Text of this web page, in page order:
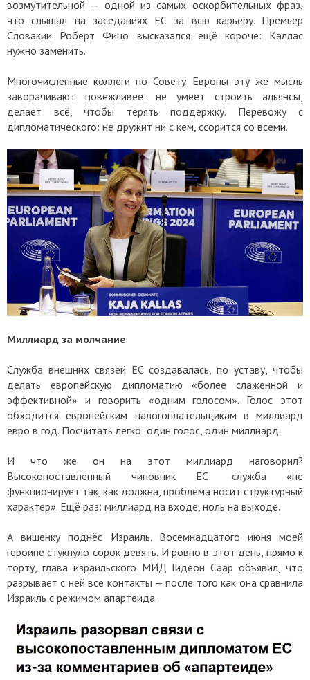
возмутительной — одной из самых оскорбительных фраз,
что слышал на заседаниях ЕС за всю карьеру. Премьер
Словакии Роберт Фицо высказался ещё короче: Каллас
нужно заменить.
Многочисленные коллеги по Совету Европы эту же мысль
заворачивают повежливее: не умеет строить альянсы,
делает всё, чтобы терять поддержку. Перевожу с
дипломатического: не дружит ни с кем, ссорится со всеми.
Миллиард за молчание
Служба внешних связей ЕС создавалась, по уставу, чтобы
делать европейскую дипломатию «более слаженной и
эффективной» и говорить «одним голосом». Голос этот
обходится европейским налогоплательщикам в миллиард
евро в год. Посчитать легко: один голос, один миллиард.
И что же он на этот миллиард наговорил?
Высокопоставленный чиновник ЕС: служба «не
функционирует так, как должна, проблема носит структурный
характер». Ещё раз: миллиард на входе, ноль на выходе.
А вишенку поднёс Израиль. Восемнадцатого июня моей
героине стукнуло сорок девять. И ровно в этот день, прямо к
торту, глава израильского МИД Гидеон Саар объявил, что
разрывает с ней все контакты — после того как она сравнила
Израиль с режимом апартеида.